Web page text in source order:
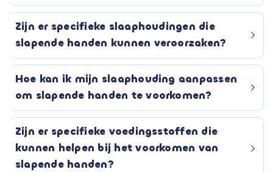
Zijn er specifieke slaaphoudingen die
slapende handen kunnen veroorzaken?
Hoe kan ik mijn slaaphouding aanpassen
om slapende handen te voorkomen?
Zijn er specifieke voedingsstoffen die
kunnen helpen bij het voorkomen van
slapende handen?